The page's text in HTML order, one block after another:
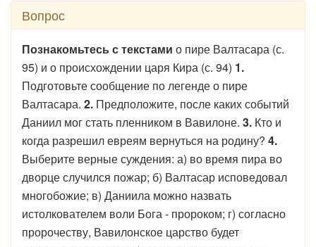
Вопрос
Познакомьтесь с текстами о пире Валтасара (с.
95) и о происхождении царя Кира (с. 94) 1.
Подготовьте сообщение по легенде о пире
Валтасара. 2. Предположите, после каких событий
Даниил мог стать пленником в Вавилоне. 3. Кто и
когда разрешил евреям вернуться на родину? 4.
Выберите верные суждения: а) во время пира во
дворце случился пожар; б) Валтасар исповедовал
многобожие; в) Даниила можно назвать
истолкователем воли Бога - пророком; г) согласно
пророчеству, Вавилонское царство будет